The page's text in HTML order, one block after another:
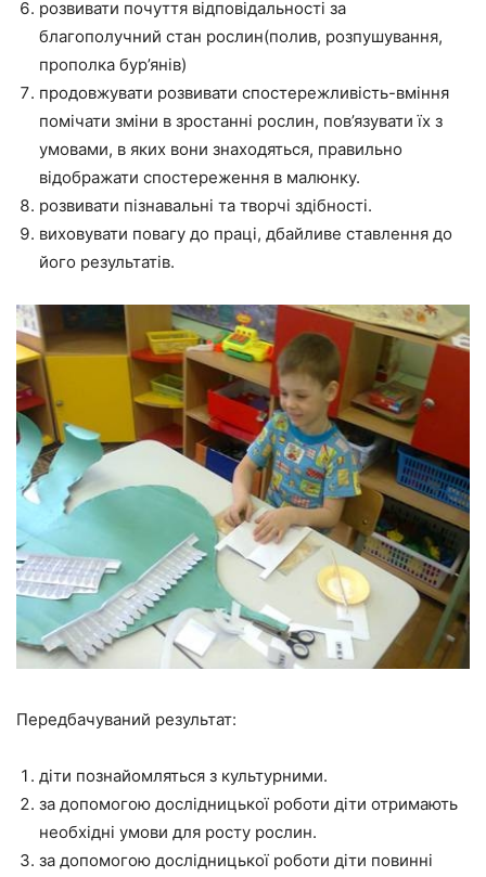
розвивати почуття відповідальності за
благополучний стан рослин(полив, розпушування,
прополка бур’янів)
продовжувати розвивати спостережливість-вміння
помічати зміни в зростанні рослин, пов’язувати їх з
умовами, в яких вони знаходяться, правильно
відображати спостереження в малюнку.
розвивати пізнавальні та творчі здібності.
виховувати повагу до праці, дбайливе ставлення до
його результатів.
Передбачуваний результат:
діти познайомляться з культурними.
за допомогою дослідницької роботи діти отримають
необхідні умови для росту рослин.
за допомогою дослідницької роботи діти повинні